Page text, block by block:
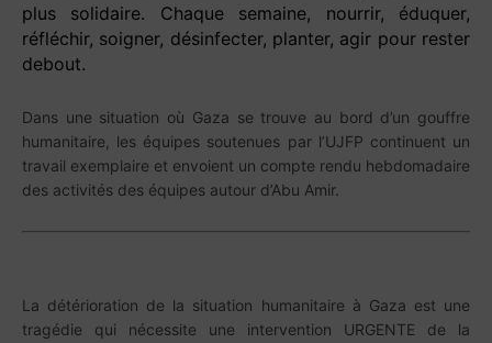
plus solidaire. Chaque semaine, nourrir, éduquer,
réfléchir, soigner, désinfecter, planter, agir pour rester
debout.
Dans une situation où Gaza se trouve au bord d’un gouffre
humanitaire, les équipes soutenues par l’UJFP continuent un
travail exemplaire et envoient un compte rendu hebdomadaire
des activités des équipes autour d’Abu Amir.
La détérioration de la situation humanitaire à Gaza est une
tragédie qui nécessite une intervention URGENTE de la